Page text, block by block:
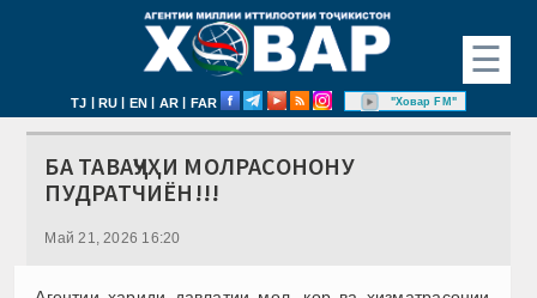
☰
TJ | RU | EN | AR | FAR "Ховар FM"
БА ТАВАҶҶУҲИ МОЛРАСОНОНУ
ПУДРАТЧИЁН!!!
Май 21, 2026 16:20